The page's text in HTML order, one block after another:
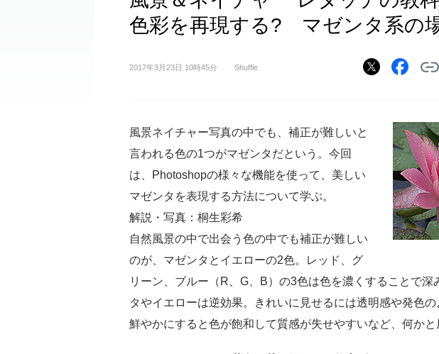
色彩を再現する? マゼンタ系の
2017年3月23日 10時45分 Shuffle
風景ネイチャー写真の中でも、補正が難しいと
言われる色の1つがマゼンタだという。今回
は、Photoshopの様々な機能を使って、美しい
マゼンタを表現する方法について学ぶ。
解説・写真：桐生彩希
自然風景の中で出会う色の中でも補正が難しい
のが、マゼンタとイエローの2色。レッド、グ
リーン、ブルー（R、G、B）の3色は色を濃くすることで深
タやイエローは逆効果。きれいに見せるには透明感や発色の
鮮やかにすると色が飽和して質感が失せやすいなど、何かと